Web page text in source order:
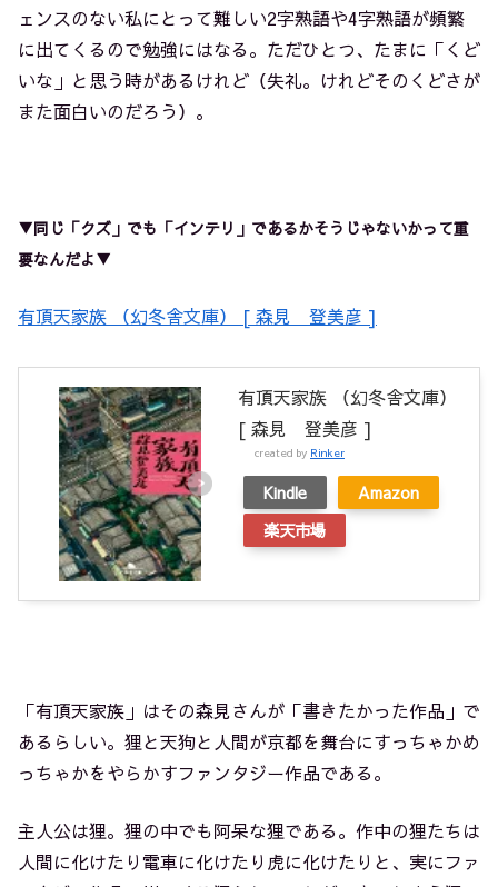
ェンスのない私にとって難しい2字熟語や4字熟語が頻繁
に出てくるので勉強にはなる。ただひとつ、たまに「くど
いな」と思う時があるけれど（失礼。けれどそのくどさが
また面白いのだろう）。
▼同じ「クズ」でも「インテリ」であるかそうじゃないかって重
要なんだよ▼
有頂天家族 （幻冬舎文庫） [ 森見 登美彦 ]
有頂天家族 （幻冬舎文庫）
[ 森見 登美彦 ]
created by Rinker
Kindle
Amazon
楽天市場
「有頂天家族」はその森見さんが「書きたかった作品」で
あるらしい。狸と天狗と人間が京都を舞台にすっちゃかめ
っちゃかをやらかすファンタジー作品である。
主人公は狸。狸の中でも阿呆な狸である。作中の狸たちは
人間に化けたり電車に化けたり虎に化けたりと、実にファ